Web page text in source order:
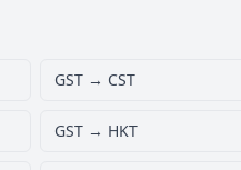
GST → CST
GST → HKT